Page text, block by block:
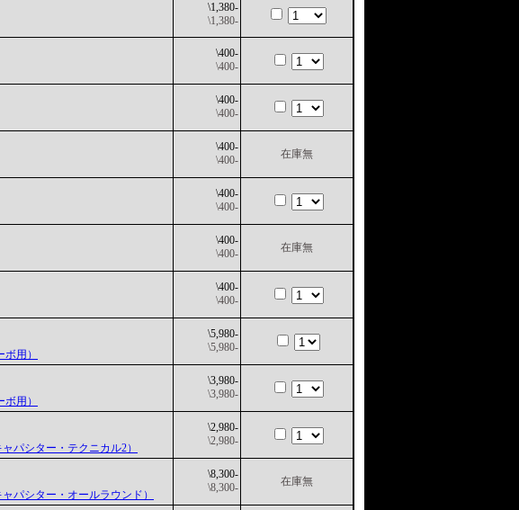
\1,380-
\1,380-
\400-
\400-
\400-
\400-
\400-
\400-
在庫無
\400-
\400-
\400-
\400-
在庫無
\400-
\400-
用）
\5,980-
\5,980-
用）
\3,980-
\3,980-
パシター・テクニカル2）
\2,980-
\2,980-
シター・オールラウンド）
\8,300-
\8,300-
在庫無